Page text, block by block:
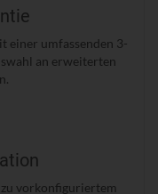
einer umfassenden 3-
an erweiterten
vorkonfiguriertem